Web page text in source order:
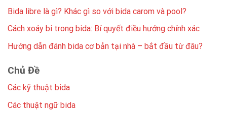
Bida libre là gì? Khác gì so với bida carom và pool?
Cách xoáy bi trong bida: Bí quyết điều hướng chính xác
Hướng dẫn đánh bida cơ bản tại nhà – bắt đầu từ đâu?
Chủ Đề
Các kỹ thuật bida
Các thuật ngữ bida